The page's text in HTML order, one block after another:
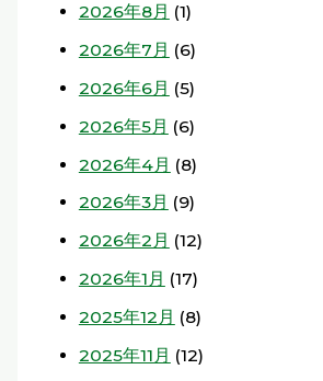
2026年8月 (1)
2026年7月 (6)
2026年6月 (5)
2026年5月 (6)
2026年4月 (8)
2026年3月 (9)
2026年2月 (12)
2026年1月 (17)
2025年12月 (8)
2025年11月 (12)